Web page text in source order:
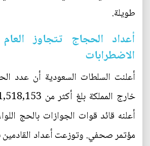
طويلة.
أعداد الحجاج تتجاوز
الاضطرابات
أعلنت السلطات السعودية أن عدد
أعلنه قائد قوات الجوازات بالحج
مؤتمر صحفي. وتوزعت أعداد القادمين